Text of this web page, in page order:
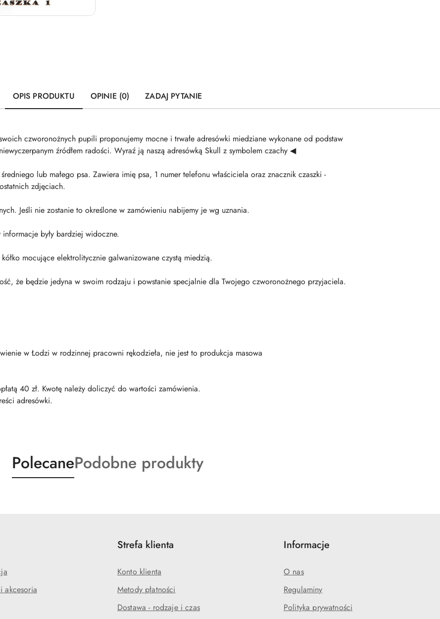
OPIS PRODUKTU OPINIE (0) ZADAJ PYTANIE
czworonożnych pupili proponujemy mocne i trwałe adresówki miedziane wykonane od podstaw
źródłem radości. Wyraź ją naszą adresówką Skull z symbolem czachy ◀
lub małego psa. Zawiera imię psa, 1 numer telefonu właściciela oraz znacznik czaszki -
zdjęciach.
Jeśli nie zostanie to określone w zamówieniu nabijemy je wg uznania.
były bardziej widoczne.
mocujące elektrolitycznie galwanizowane czystą miedzią.
że będzie jedyna w swoim rodzaju i powstanie specjalnie dla Twojego czworonożnego przyjaciela.
w Łodzi w rodzinnej pracowni rękodzieła, nie jest to produkcja masowa
40 zł. Kwotę należy doliczyć do wartości zamówienia.
adresówki.
Produkty
o
PolecaneProdukty
o
Podobne produkty
akcesoria
Strefa klienta
Konto klienta
Metody płatności
Dostawa - rodzaje i czas
Informacje
O nas
Regulaminy
Polityka prywatności